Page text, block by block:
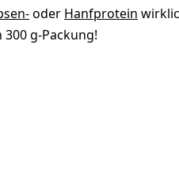
oder Hanfprotein
g-Packung!